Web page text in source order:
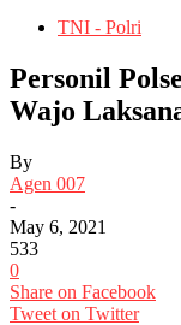
TNI - Polri
Personil
Wajo
By
Agen 007
-
May 6, 2021
533
0
Share on Facebook
Tweet on Twitter